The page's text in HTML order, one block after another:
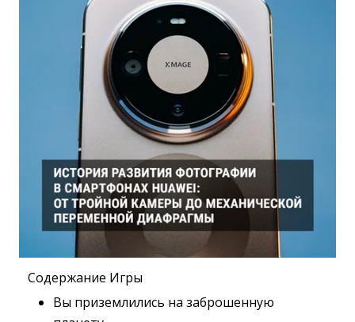
Содержание Игры
Вы приземлились на заброшенную